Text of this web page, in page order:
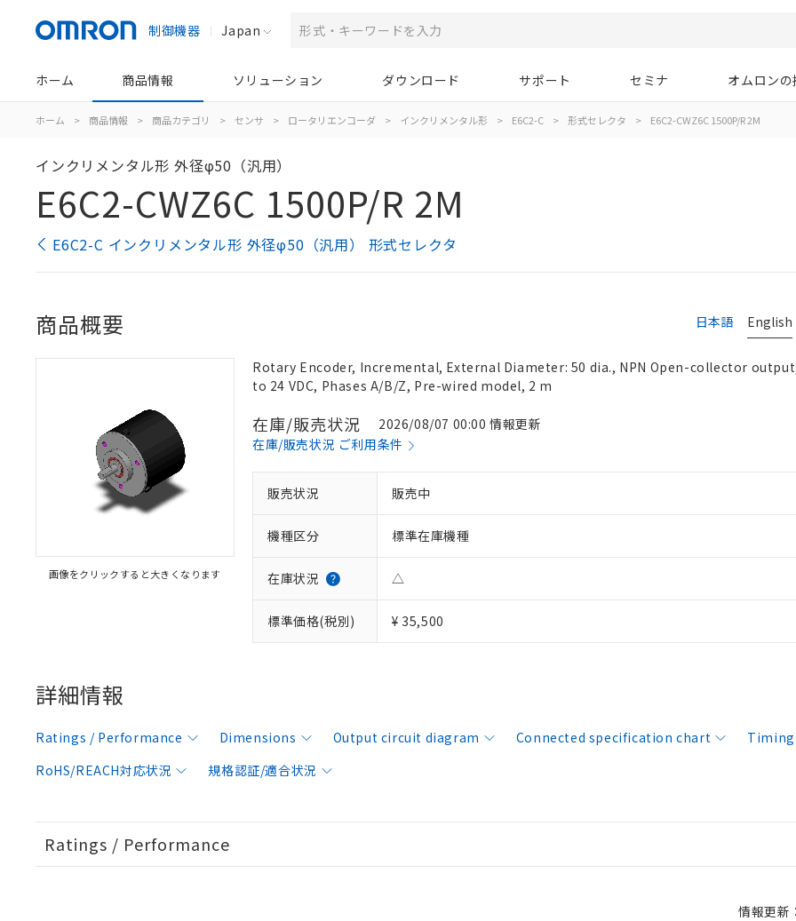
制御機器 Japan
ホーム 商品情報 ソリューション ダウンロード サポート セミナ オムロン
ホーム > 商品情報 > 商品カテゴリ > センサ > ロータリエンコーダ > インクリメンタル形 > E6C2-C > 形式セレクタ > E6C2-CWZ6C 1500P/R 2M
インクリメンタル形 外径φ50（汎用）
E6C2-CWZ6C 1500P/R 2M
E6C2-C インクリメンタル形 外径φ50（汎用） 形式セレクタ
日本語 English
商品概要
画像をクリックすると大きくなります
Rotary Encoder, Incremental, External Diameter: 50 dia., NPN Open-collector
to 24 VDC, Phases A/B/Z, Pre-wired model, 2 m
在庫/販売状況
2026/08/07 00:00 情報更新
在庫/販売状況 ご利用条件
販売状況 販売中
機種区分 標準在庫機種
在庫状況 △
標準価格(税別) ¥ 35,500
詳細情報
Ratings / Performance Dimensions Output circuit diagram Connected specification chart
RoHS/REACH対応状況
規格認証/適合状況
Ratings / Performance
情報更新